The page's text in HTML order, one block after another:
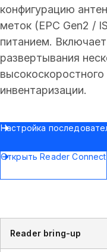
конфигурацию
меток (EPC Gen2 /
питанием.
развертывания
высокоскоростного
инвентаризации.
Настройка
Открыть Reader Connect
Reader bring-up